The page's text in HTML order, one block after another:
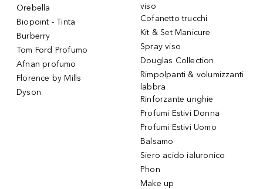
Orebella
Biopoint - Tinta
Burberry
Tom Ford Profumo
Afnan profumo
Florence by Mills
Dyson
viso
Cofanetto trucchi
Kit & Set Manicure
Spray viso
Douglas Collection
Rimpolpanti & volumizzanti
labbra
Rinforzante unghie
Profumi Estivi Donna
Profumi Estivi Uomo
Balsamo
Siero acido ialuronico
Phon
Make up